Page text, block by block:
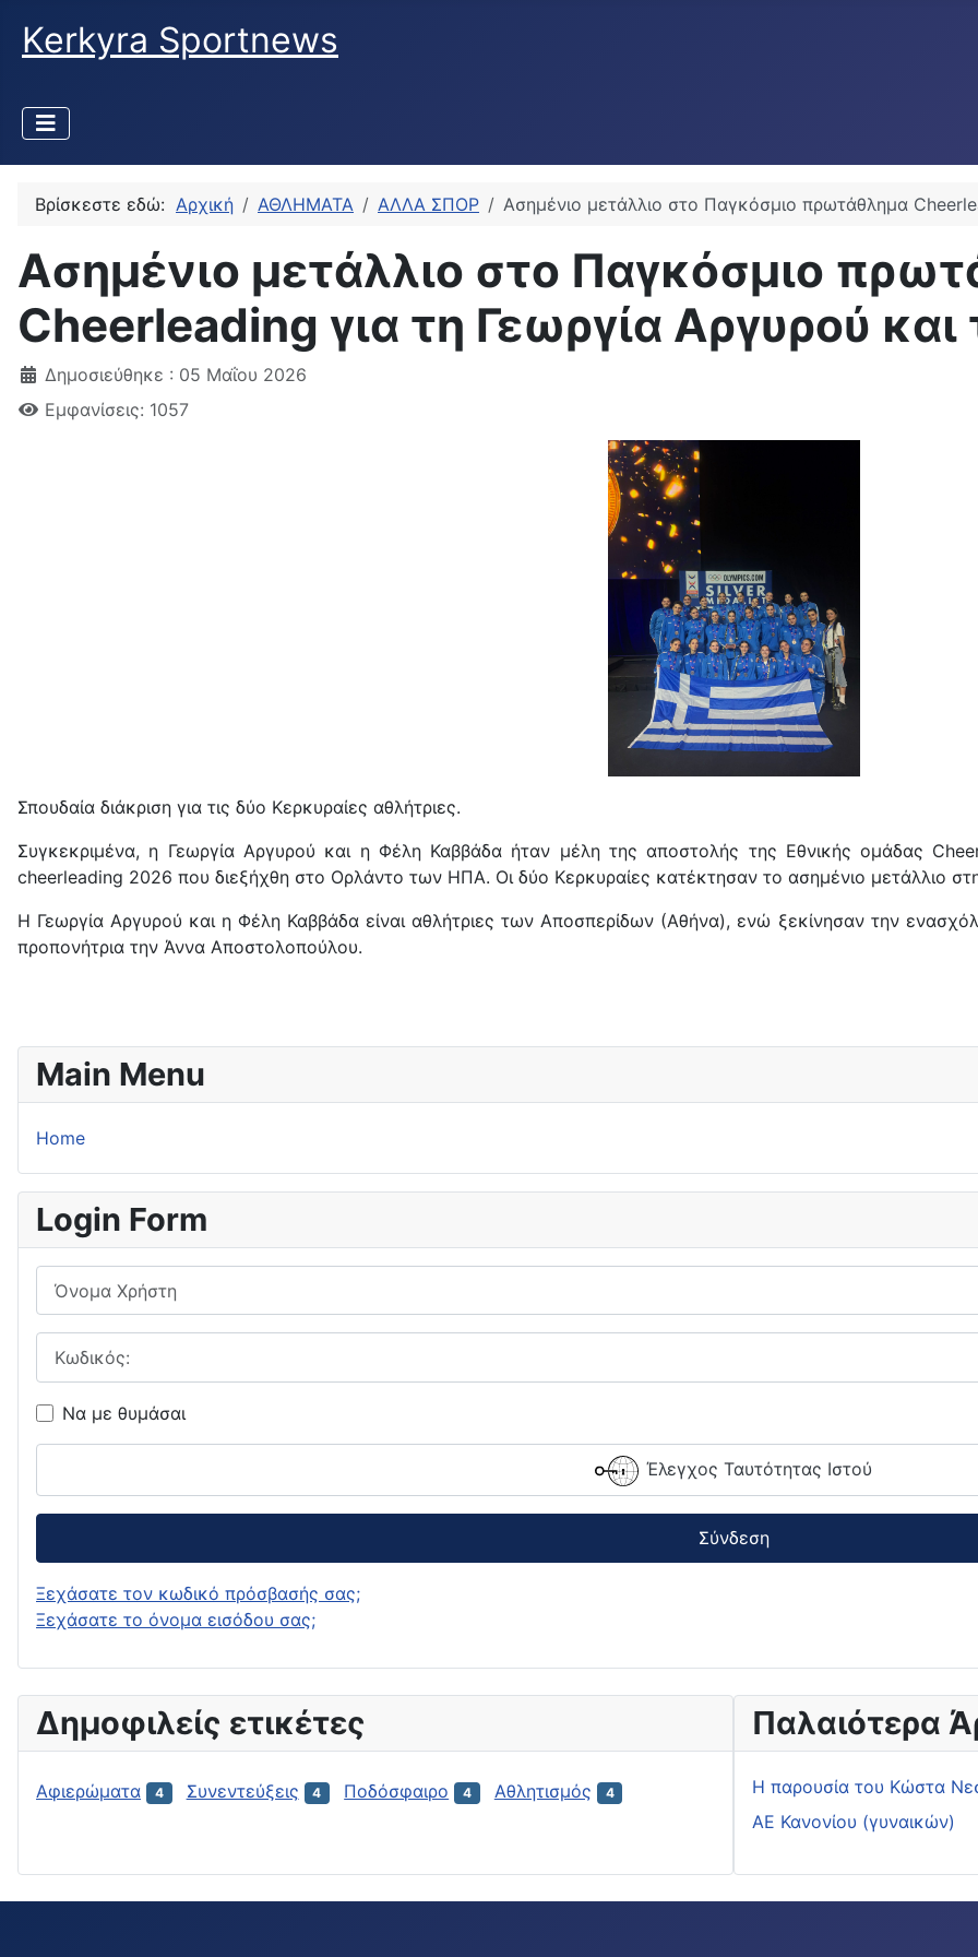
Kerkyra Sportnews
Βρίσκεστε εδώ: Αρχική ΑΘΛΗΜΑΤΑ ΑΛΛΑ ΣΠΟΡ Ασημένιο μετάλλιο στο Παγκόσμιο πρωτάθλημα
Ασημένιο μετάλλιο στο Παγκόσμιο
Cheerleading για τη Γεωργία Αργυρού
Δημοσιεύθηκε : 05 Μαΐου 2026
Εμφανίσεις: 1057
Σπουδαία διάκριση για τις δύο Κερκυραίες αθλήτριες.
Συγκεκριμένα, η Γεωργία Αργυρού και η Φέλη Καββάδα ήταν μέλη της αποστολής της Εθνικής ομάδας
cheerleading 2026 που διεξήχθη στο Ορλάντο των ΗΠΑ. Οι δύο Κερκυραίες κατέκτησαν το ασημένιο μετάλλιο
H Γεωργία Αργυρού και η Φέλη Καββάδα είναι αθλήτριες των Αποσπερίδων (Αθήνα), ενώ ξεκίνησαν την
προπονήτρια την Άννα Αποστολοπούλου.
Main Menu
Home
Login Form
Όνομα Χρήστη
Να με θυμάσαι
Έλεγχος Ταυτότητας Ιστού
Σύνδεση
Ξεχάσατε τον κωδικό πρόσβασής σας;
Ξεχάσατε το όνομα εισόδου σας;
Δημοφιλείς ετικέτες
Αφιερώματα 4 Συνεντεύξεις 4 Ποδόσφαιρο 4 Αθλητισμός 4
Παλαιότερα
H παρουσία του Κώστα
ΑΕ Κανονίου (γυναικών)